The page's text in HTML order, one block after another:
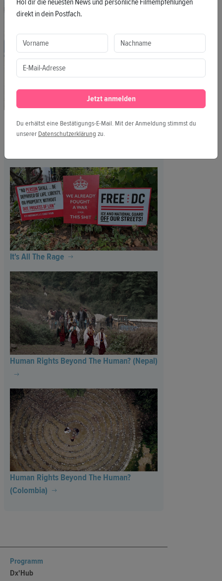
It's All The Rage
Human Rights Beyond The Human? (Nepal)
Human Rights Beyond The Human?
(Colombia)
Hol dir die neuesten News und persönliche Filmempfehlungen
direkt in dein Postfach.
Jetzt anmelden
Du erhältst eine Bestätigungs-E-Mail. Mit der Anmeldung stimmst du
unserer Datenschutzerklärung zu.
Programm
Dx'Hub